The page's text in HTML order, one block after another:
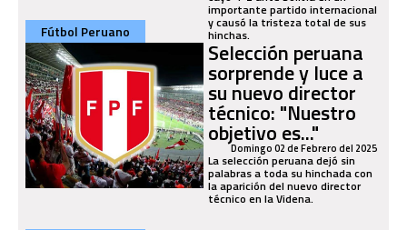
importante partido internacional
y causó la tristeza total de sus
hinchas.
Fútbol Peruano
Selección peruana
sorprende y luce a
su nuevo director
técnico: "Nuestro
objetivo es..."
Domingo 02 de Febrero del 2025
La selección peruana dejó sin
palabras a toda su hinchada con
la aparición del nuevo director
técnico en la Videna.